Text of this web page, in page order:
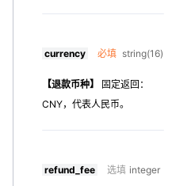
currency 必填 string(16)
【退款币种】
固定返回：
CNY，代表人民币。
refund_fee 选填 integer